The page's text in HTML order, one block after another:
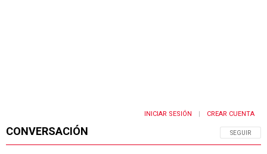
CONVERSACIÓN SIGA ESTA
SEGUIR
INICIAR SESIÓN CREAR CUENTA